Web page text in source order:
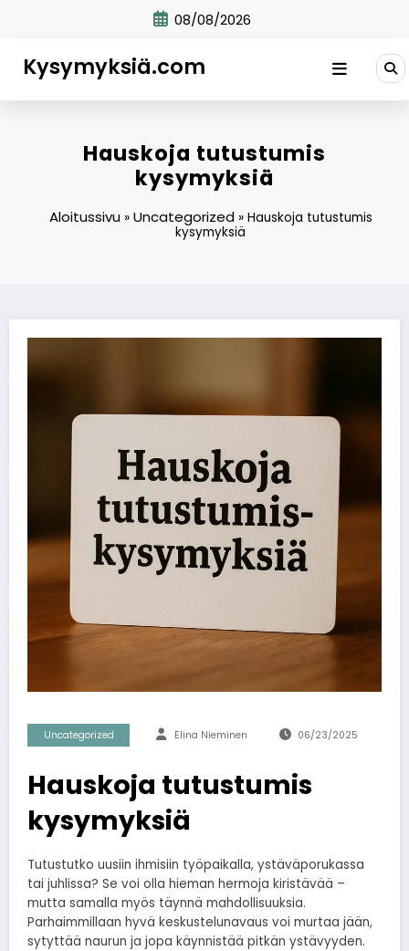
08/08/2026
Kysymyksiä.com
Hauskoja tutustumis
kysymyksiä
Aloitussivu» Uncategorized» Hauskoja tutustumis
kysymyksiä
Uncategorized Elina Nieminen 06/23/2025
Hauskoja tutustumis
kysymyksiä
Tutustutko uusiin ihmisiin työpaikalla, ystäväporukassa
tai juhlissa? Se voi olla hieman hermoja kiristävää –
mutta samalla myös täynnä mahdollisuuksia.
Parhaimmillaan hyvä keskustelunavaus voi murtaa jään,
sytyttää naurun ja jopa käynnistää pitkän ystävyyden.